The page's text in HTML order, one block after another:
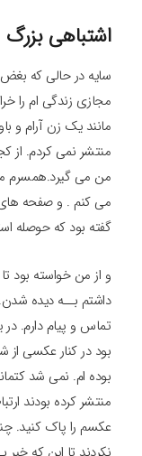
اشتباهی بزرگ
سایه در حالی که
مجازی زندگی ام را
مانند یک زن آرام و
منتشر نمی کردم. از
من می گیرد.همسرم
می کنم . و صفحه های
گفته بود که حوصله
و از من خواسته بود
داشتم بــه دیده
تماس و پیام
بود در کنار عکسی
بوده ام. نمی شد
منتشر کرده بودند
عکسم را پاک کنید.